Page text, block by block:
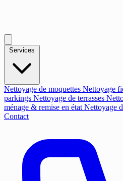
Nettoyage de moquettes Nettoyage
parkings Nettoyage de terrasses
ménage & remise en état Nettoyage
Contact